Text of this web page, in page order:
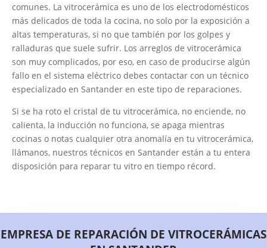
comunes. La vitrocerámica es uno de los electrodomésticos
más delicados de toda la cocina, no solo por la exposición a
altas temperaturas, si no que también por los golpes y
ralladuras que suele sufrir. Los arreglos de vitrocerámica
son muy complicados, por eso, en caso de producirse algún
fallo en el sistema eléctrico debes contactar con un técnico
especializado en Santander en este tipo de reparaciones.
Si se ha roto el cristal de tu vitrocerámica, no enciende, no
calienta, la inducción no funciona, se apaga mientras
cocinas o notas cualquier otra anomalía en tu vitrocerámica,
llámanos, nuestros técnicos en Santander están a tu entera
disposición para reparar tu vitro en tiempo récord.
EMPRESA DE REPARACIÓN DE VITROCERÁMICAS